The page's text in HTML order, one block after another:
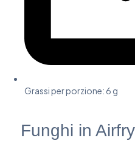
Grassi per porzione: 6 g​
Funghi in